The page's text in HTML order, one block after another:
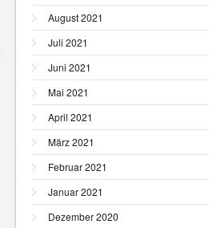
August 2021
Juli 2021
Juni 2021
Mai 2021
April 2021
März 2021
Februar 2021
Januar 2021
Dezember 2020